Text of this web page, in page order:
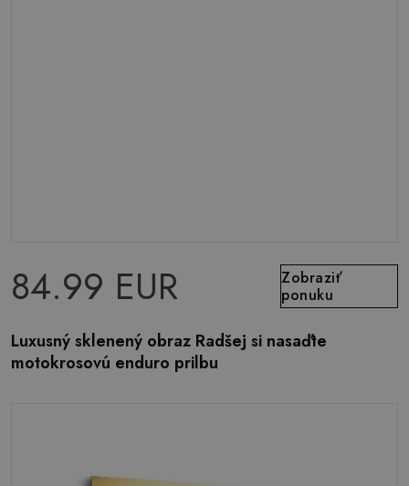
84.99 EUR
Zobraziť
ponuku
Luxusný sklenený obraz Radšej si nasaďte
motokrosovú enduro prilbu